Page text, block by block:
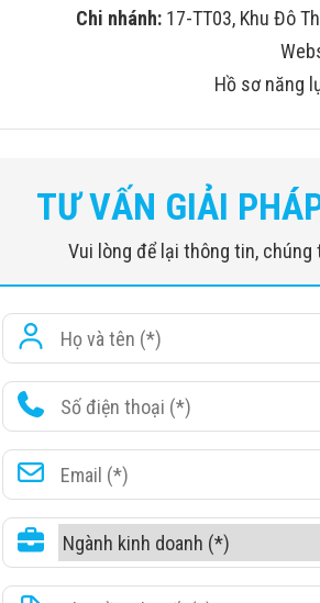
Chi nhánh:17-TT03, Khu Đô
Hồ sơ năng
TƯ VẤN GIẢI
Vui lòng để lại thông tin,